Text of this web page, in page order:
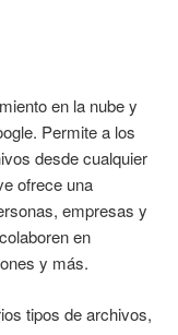
en la nube y
Permite a los
desde cualquier
ofrece una
empresas y
en
y más.
tipos de archivos,